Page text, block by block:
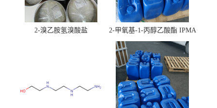
2-溴乙胺氢溴酸盐 2-甲氧基-1-丙醇乙酸酯 IPMA